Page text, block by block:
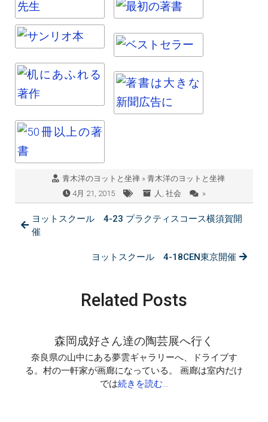
青木洋のヨットと坐禅 » 青木洋のヨットと坐禅
4月 21, 2015
人 社会 »
ヨットスクール 4-23 プラクティスコース横須賀開
催
ヨットスクール 4-18CEN東京開催
Related Posts
森岡成好さん達の陶芸展へ行く
奈良県の山中にある夢雲ギャラリーへ、ドライブす
る。村の一軒家が画廊になっている。 画廊は室内だけ
では続きを読む…